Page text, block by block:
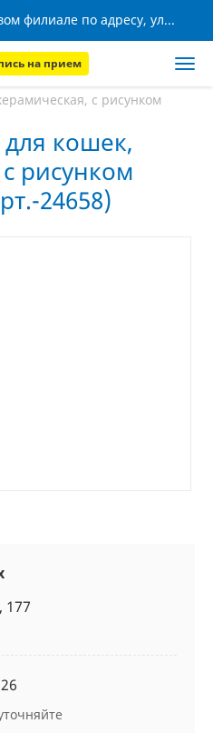
Будем рады вас видеть в новом филиале по адресу, ул. Кижеватова, 8!
на прием
с рисунком
кошек,
рисунком
24658)
177